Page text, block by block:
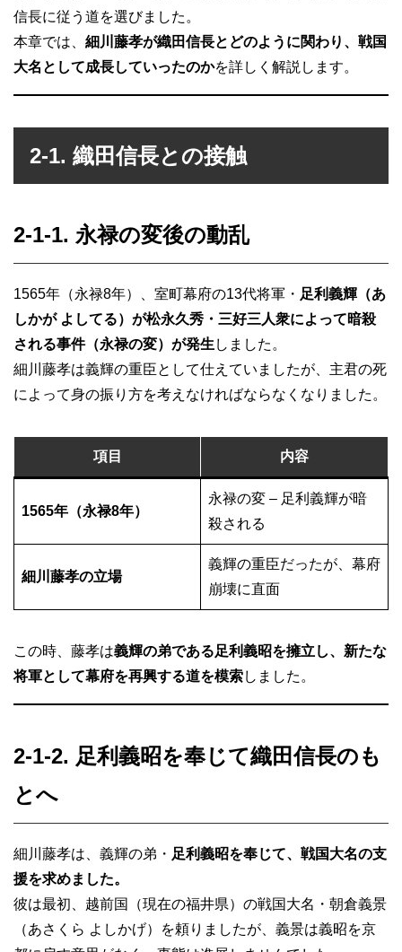
信長に従う道を選びました。
本章では、 細川藤孝が織田信長とどのように関わり、戦国
大名として成長していったのかを詳しく解説します。
2-1. 織田信長との接触
2-1-1. 永禄の変後の動乱
1565年（永禄8年）、室町幕府の13代将軍・ 足利義輝（あ
しかが よしてる）が松永久秀・三好三人衆によって暗殺
される事件（永禄の変）が発生 しました。
細川藤孝は義輝の重臣として仕えていましたが、主君の死
によって身の振り方を考えなければならなくなりました。
項目 内容
1565年（永禄8年）
永禄の変 – 足利義輝が暗
殺される
細川藤孝の立場
義輝の重臣だったが、幕府
崩壊に直面
この時、藤孝は義輝の弟である足利義昭を擁立し、新たな
将軍として幕府を再興する道を模索しました。
2-1-2. 足利義昭を奉じて織田信長のも
とへ
細川藤孝は、義輝の弟・ 足利義昭を奉じて、戦国大名の支
援を求めました。
彼は最初、越前国（現在の福井県）の戦国大名・朝倉義景
（あさくら よしかげ）を頼りましたが、義景は義昭を京